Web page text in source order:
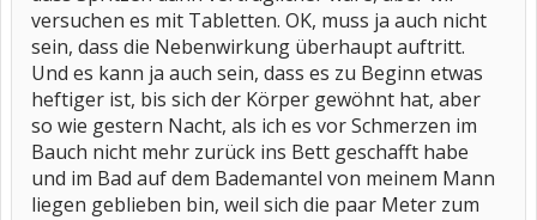
versuchen es mit Tabletten. OK, muss ja auch nicht
sein, dass die Nebenwirkung überhaupt auftritt.
Und es kann ja auch sein, dass es zu Beginn etwas
heftiger ist, bis sich der Körper gewöhnt hat, aber
so wie gestern Nacht, als ich es vor Schmerzen im
Bauch nicht mehr zurück ins Bett geschafft habe
und im Bad auf dem Bademantel von meinem Mann
liegen geblieben bin, weil sich die paar Meter zum